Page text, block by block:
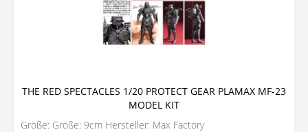
THE RED SPECTACLES 1/20 PROTECT GEAR PLAMAX MF-23
MODEL KIT
Größe: Größe: 9cm Hersteller: Max Factory